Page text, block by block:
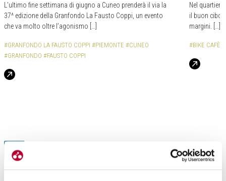
L’ultimo fine settimana di giugno a Cuneo prenderà il via la
37^ edizione della Granfondo La Fausto Coppi, un evento
che va molto oltre l’agonismo […]
#GRANFONDO LA FAUSTO COPPI #PIEMONTE #CUNEO
#GRANFONDO #FAUSTO COPPI
Nel
il buon cibo
margini. […]
#BIKE CAFÈ
FAUSTO-COPPI
MUSEO DEL GHISALLO: UNA PAGINA DI